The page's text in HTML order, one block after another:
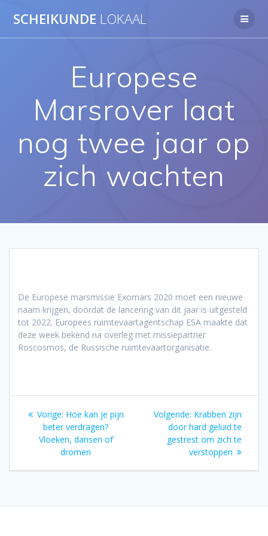
naar
SCHEIKUNDE LOKAAL
Europese
Marsrover laat
nog twee jaar op
zich wachten
De Europese marsmissie Exomars 2020 moet een nieuwe
naam krijgen, doordat de lancering van dit jaar is uitgesteld
tot 2022. Europees ruimtevaartagentschap ESA maakte dat
deze week bekend na overleg met missiepartner
Roscosmos, de Russische ruimtevaartorganisatie.
Bericht
navigatie
Vorige: Vorig
bericht:
Hoe kan je pijn
beter verdragen?
Vloeken, dansen of
dromen
Volgende: Volgend
bericht:
Krabben zijn
door hard geluid te
gestrest om zich te
verstoppen